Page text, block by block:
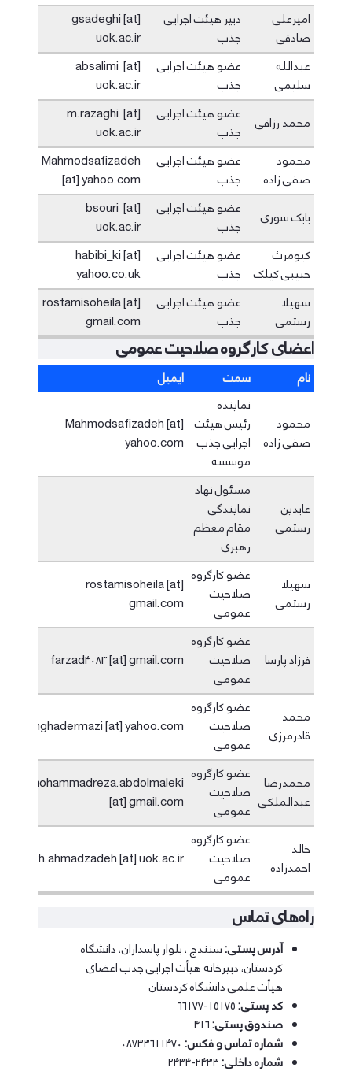
امیرعلی
صادقی
دبیر هیئت اجرایی
جذب
gsadeghi [at]
uok.ac.ir
عبدالله
سلیمی
عضو هیئت اجرایی
جذب
absalimi [at]
uok.ac.ir
محمد رزاقی
عضو هیئت اجرایی
جذب
m.razaghi [at]
uok.ac.ir
محمود
صفی زاده
عضو هیئت اجرایی
جذب
Mahmodsafizadeh
[at] yahoo.com
بابک سوری
عضو هیئت اجرایی
جذب
bsouri [at]
uok.ac.ir
کیومرث
حبیبی کیلک
عضو هیئت اجرایی
جذب
habibi_ki [at]
yahoo.co.uk
سهیلا
رستمی
عضو هیئت اجرایی
جذب
rostamisoheila [at]
gmail.com
اعضای کارگروه صلاحیت عمومی
نام سمت ایمیل
محمود
صفی زاده
نماینده
رئیس هیئت
اجرایی جذب
موسسه
Mahmodsafizadeh [at]
yahoo.com
عابدین
رستمی
مسئول نهاد
نمایندگی
مقام معظم
رهبری
سهیلا
رستمی
عضو کارگروه
صلاحیت
عمومی
rostamisoheila [at]
gmail.com
فرزاد پارسا
عضو کارگروه
صلاحیت
عمومی
farzad4083 [at] gmail.com
محمد
قادرمرزی
عضو کارگروه
صلاحیت
عمومی
mghadermazi [at] yahoo.com
محمدرضا
عبدالملکی
عضو کارگروه
صلاحیت
عمومی
mohammadreza.abdolmaleki
[at] gmail.com
خالد
احمدزاده
عضو کارگروه
صلاحیت
عمومی
kh.ahmadzadeh [at] uok.ac.ir
راه‌های تماس
آدرس پستی:سنندج ، بلوار پاسداران، دانشگاه
کردستان، دبیرخانه هیأت اجرایی جذب اعضای
هیأت علمی دانشگاه کردستان
کد پستی:۱۵۱۷۵-۶۶۱۷۷
صندوق پستی:۴۱۶
شماره تماس و فکس:۰۸۷۳۳۶۱۱۴۷۰
شماره داخلی: